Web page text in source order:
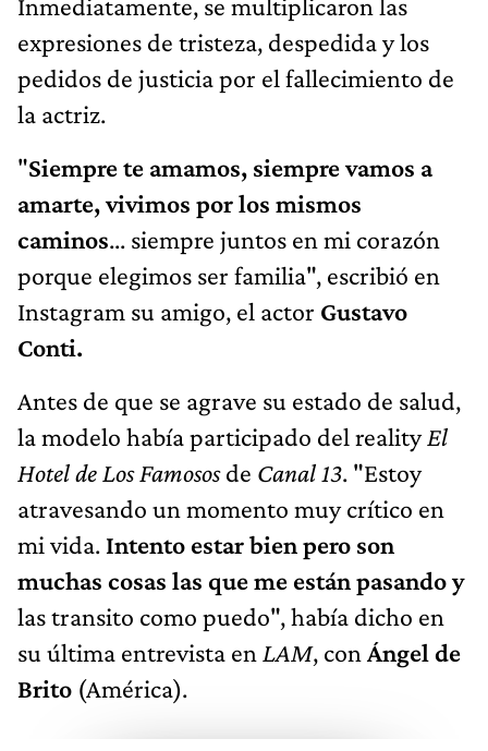
expresiones de tristeza, despedida y los
pedidos de justicia por el fallecimiento de
la actriz.
"Siempre te amamos, siempre vamos a
amarte, vivimos por los mismos
caminos... siempre juntos en mi corazón
porque elegimos ser familia", escribió en
Instagram su amigo, el actor Gustavo
Conti.
Antes de que se agrave su estado de salud,
la modelo había participado del realityEl
Hotel de Los Famososde Canal 13. "Estoy
atravesando un momento muy crítico en
mi vida. Intento estar bien pero son
muchas cosas las que me están pasando y
las transito como puedo", había dicho en
su última entrevista en LAM, con Ángel de
Brito (América).